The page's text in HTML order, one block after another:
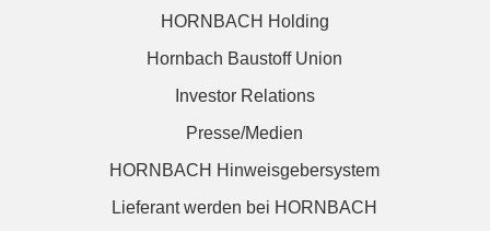
HORNBACH Holding
Hornbach Baustoff Union
Investor Relations
Presse/Medien
HORNBACH Hinweisgebersystem
Lieferant werden bei HORNBACH